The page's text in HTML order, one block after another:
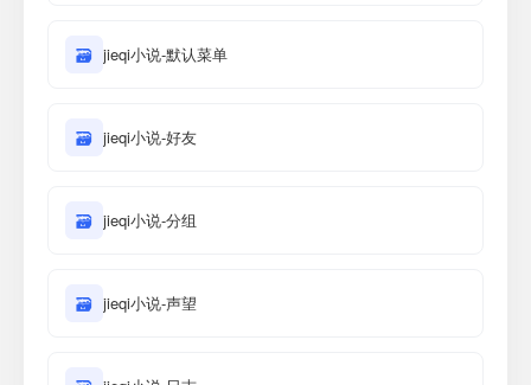
🗃 jieqi小说-默认菜单
🗃 jieqi小说-好友
🗃 jieqi小说-分组
🗃 jieqi小说-声望